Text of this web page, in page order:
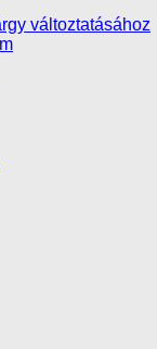
változtatásához